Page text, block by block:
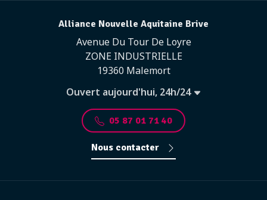
Alliance Nouvelle Aquitaine Brive
Avenue Du Tour De Loyre
ZONE INDUSTRIELLE
19360 Malemort
Ouvert aujourd'hui, 24h/24
05 87 01 71 40
Nous contacter